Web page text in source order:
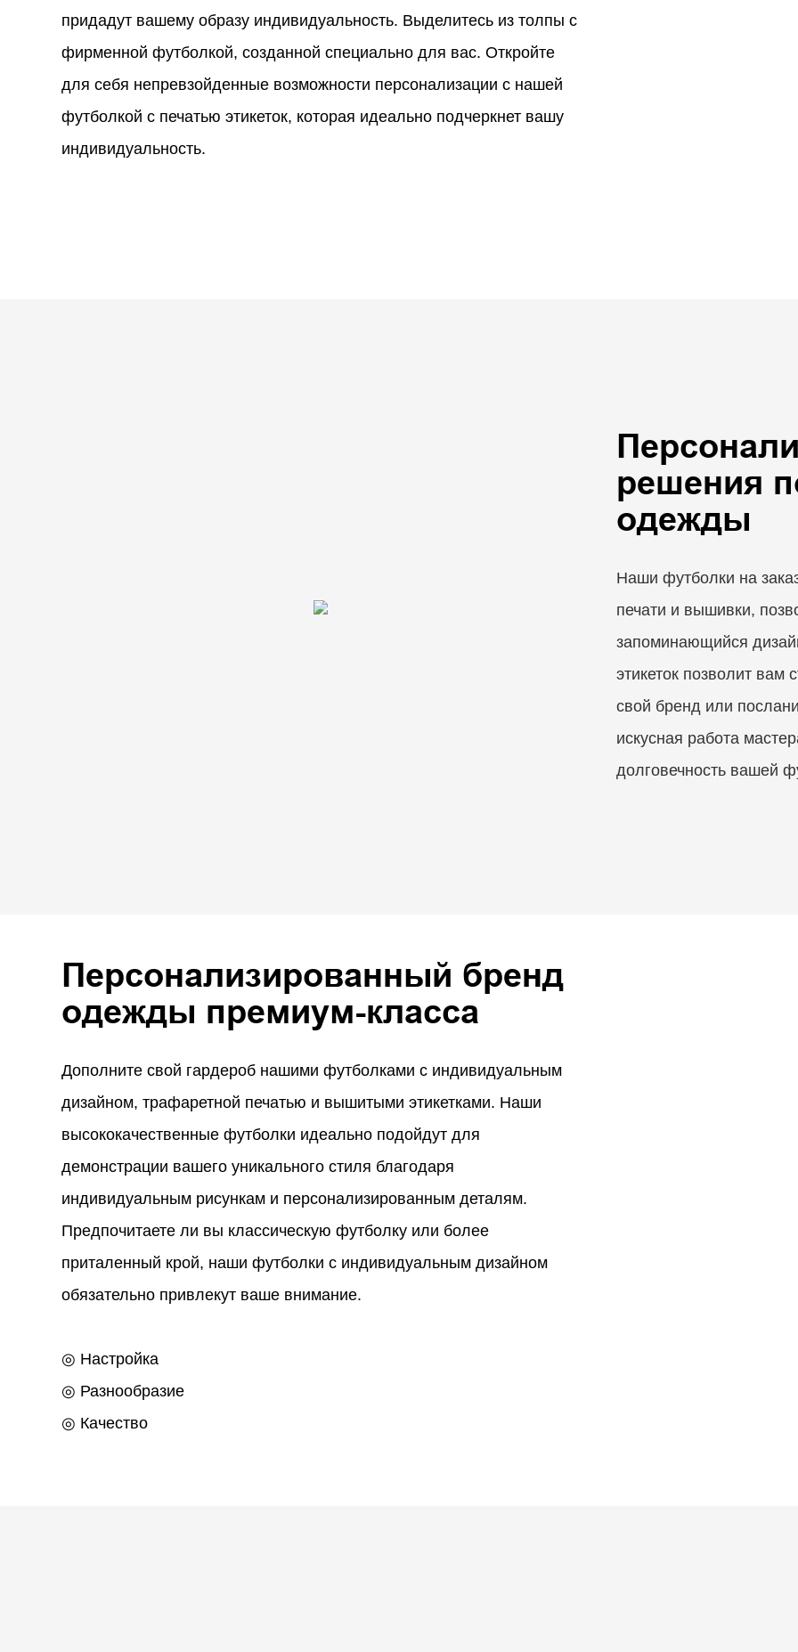
придадут вашему образу индивидуальность. Выделитесь из толпы с
фирменной футболкой, созданной специально для вас. Откройте
для себя непревзойденные возможности персонализации с нашей
футболкой с печатью этикеток, которая идеально подчеркнет вашу
индивидуальность.
решения
одежды
Наши футболки на
печати и вышивки,
запоминающийся
этикеток позволит вам
свой бренд или
искусная работа
долговечность вашей
Персонализированный бренд
одежды премиум-класса
Дополните свой гардероб нашими футболками с индивидуальным
дизайном, трафаретной печатью и вышитыми этикетками. Наши
высококачественные футболки идеально подойдут для
демонстрации вашего уникального стиля благодаря
индивидуальным рисункам и персонализированным деталям.
Предпочитаете ли вы классическую футболку или более
приталенный крой, наши футболки с индивидуальным дизайном
обязательно привлекут ваше внимание.
◎ Настройка
◎ Разнообразие
◎ Качество